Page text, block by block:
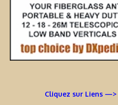
Cliquez sur Liens —>